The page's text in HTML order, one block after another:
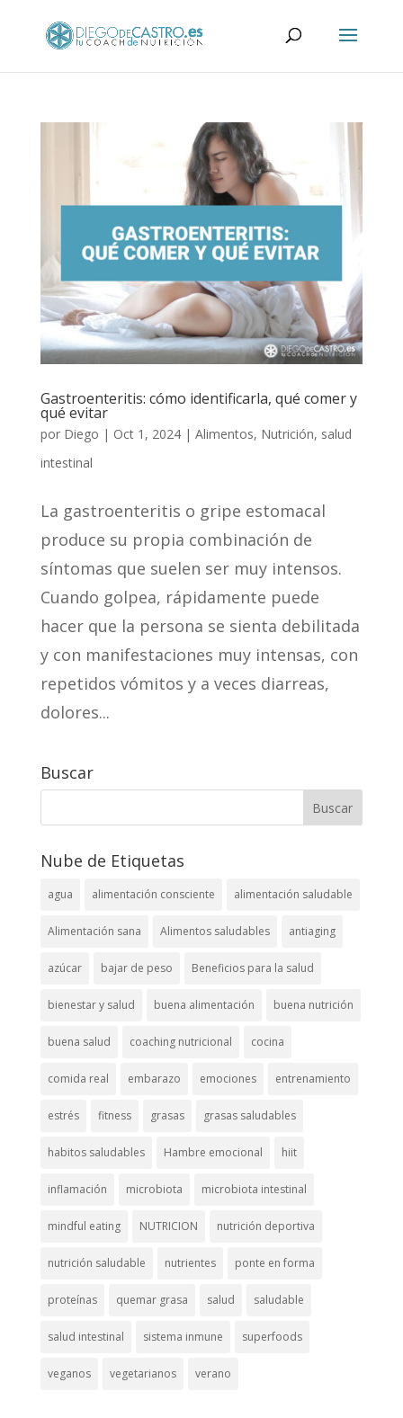
Gastroenteritis: cómo identificarla, qué comer y
qué evitar
por Diego | Oct 1, 2024| Alimentos, Nutrición, salud
intestinal
La gastroenteritis o gripe estomacal
produce su propia combinación de
síntomas que suelen ser muy intensos.
Cuando golpea, rápidamente puede
hacer que la persona se sienta debilitada
y con manifestaciones muy intensas, con
repetidos vómitos y a veces diarreas,
dolores...
Buscar
Nube de Etiquetas
agua alimentación consciente alimentación saludable
Alimentación sana Alimentos saludables antiaging
azúcar bajar de peso Beneficios para la salud
bienestar y salud buena alimentación buena nutrición
buena salud coaching nutricional cocina
comida real embarazo emociones entrenamiento
estrés fitness grasas grasas saludables
habitos saludables Hambre emocional hiit
inflamación microbiota microbiota intestinal
mindful eating NUTRICION nutrición deportiva
nutrición saludable nutrientes ponte en forma
proteínas quemar grasa salud saludable
salud intestinal sistema inmune superfoods
veganos vegetarianos verano